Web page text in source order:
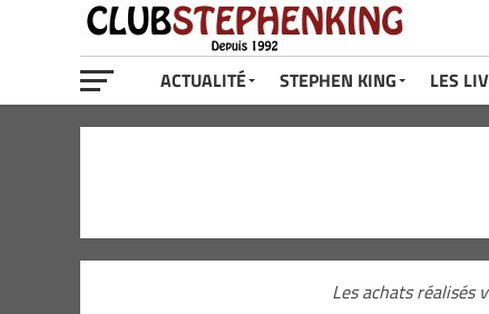
ACTUALITÉ STEPHEN KING LES
Les achats réalisés